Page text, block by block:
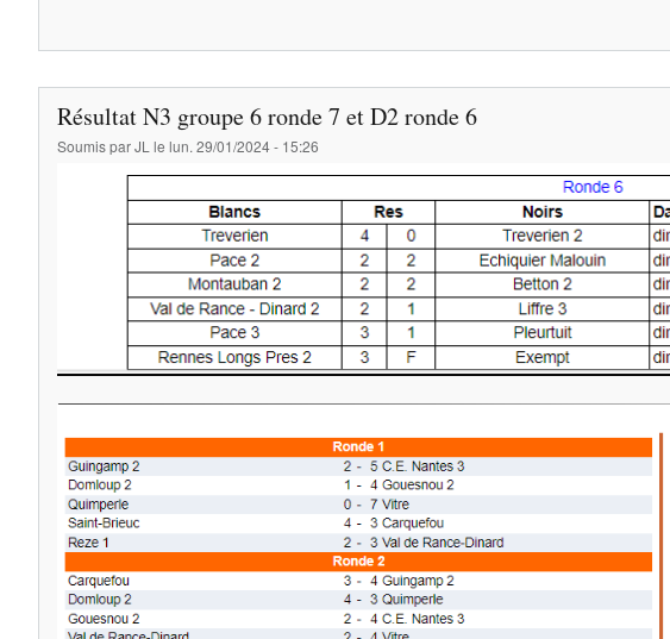
Résultat N3 groupe 6 ronde 7 et D2 ronde 6
Soumis parJL le lun. 29/01/2024 - 15:26